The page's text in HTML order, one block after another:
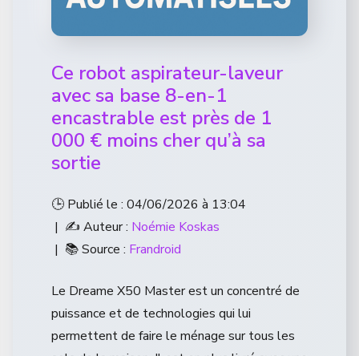
Ce robot aspirateur-laveur
avec sa base 8-en-1
encastrable est près de 1
000 € moins cher qu’à sa
sortie
🕒 Publié le : 04/06/2026 à 13:04
| ✍️ Auteur : Noémie Koskas
| 📚 Source : Frandroid
Le Dreame X50 Master est un concentré de
puissance et de technologies qui lui
permettent de faire le ménage sur tous les